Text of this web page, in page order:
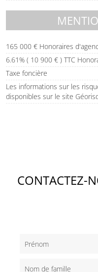
165 000 € Honoraires
6.61% ( 10 900 € ) TTC
Taxe foncière
Les informations sur les
disponibles sur le site
CONTACTEZ-